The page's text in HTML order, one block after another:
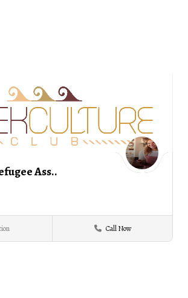
Ass..
Call Now